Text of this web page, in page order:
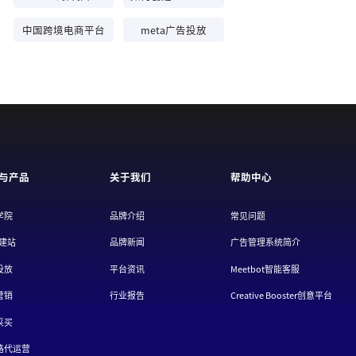
中国跨境电商平台 meta广告投放
帮助中心
常见问题
广告管理系统简介
Meetbot智能客服
Creative Booster创意平台
关于我们
品牌介绍
品牌新闻
平台资讯
行业报告
产品
院
站
放
销
买
代运营